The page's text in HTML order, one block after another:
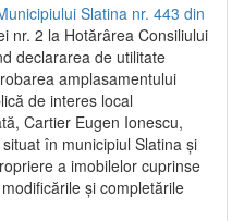
Slatina nr. 443 din
nr. 2 la Hotărârea Consiliului
declararea de utilitate
amplasamentului
de interes local
Cartier Eugen Ionescu,
în municipiul Slatina şi
a imobilelor cuprinse
şi completările